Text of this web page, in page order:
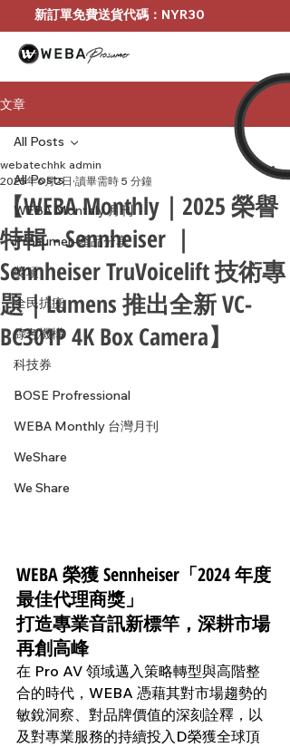
新訂單免費送貨代碼：NYR30
文章
All Posts
WEBA Monthly 月刊
Prosumer-產品分享
獎項
全民抗疫
綠色機構
科技券
BOSE Profressional
WEBA Monthly 台灣月刊
WeShare
We Share
All Posts
【WEBA Monthly｜2025 榮譽
特輯 - Sennheiser ｜
Sennheiser TruVoicelift 技術專
題｜Lumens 推出全新 VC-
BC301P 4K Box Camera】
webatechhk admin
2025年6月2日 讀畢需時 5 分鐘
WEBA 榮獲 Sennheiser「2024 年度
最佳代理商獎」
打造專業音訊新標竿，深耕市場
再創高峰
在 Pro AV 領域邁入策略轉型與高階整
合的時代，WEBA 憑藉其對市場趨勢的
敏銳洞察、對品牌價值的深刻詮釋，以
及對專業服務的持續投入D榮獲全球頂